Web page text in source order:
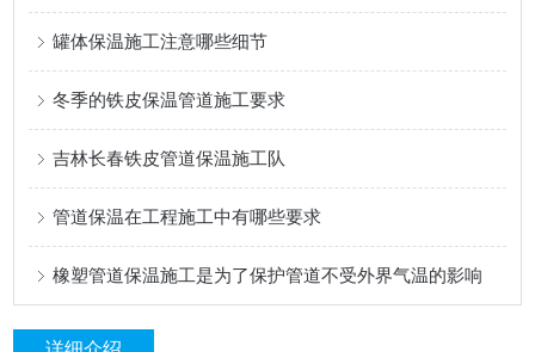
罐体保温施工注意哪些细节
冬季的铁皮保温管道施工要求
吉林长春铁皮管道保温施工队
管道保温在工程施工中有哪些要求
橡塑管道保温施工是为了保护管道不受外界气温的影响